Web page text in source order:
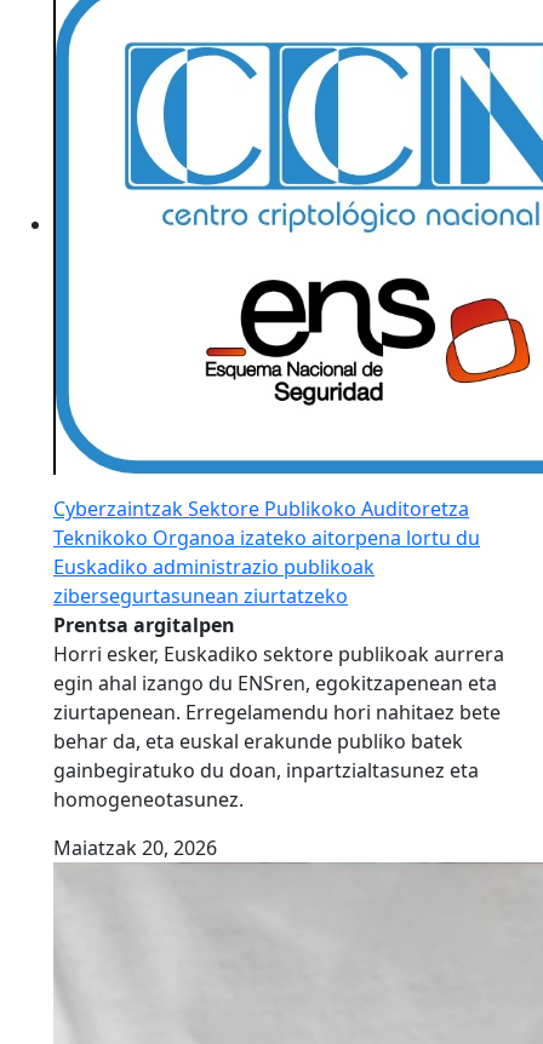
Cyberzaintzak Sektore Publikoko Auditoretza
Teknikoko Organoa izateko aitorpena lortu du
Euskadiko administrazio publikoak
zibersegurtasunean ziurtatzeko
Prentsa argitalpen
Horri esker, Euskadiko sektore publikoak aurrera
egin ahal izango du ENSren, egokitzapenean eta
ziurtapenean. Erregelamendu hori nahitaez bete
behar da, eta euskal erakunde publiko batek
gainbegiratuko du doan, inpartzialtasunez eta
homogeneotasunez.
Maiatzak 20, 2026